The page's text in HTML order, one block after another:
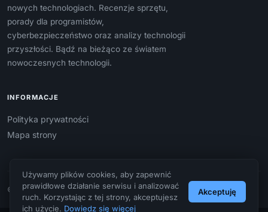
nowych technologiach. Recenzje sprzętu,
porady dla programistów,
cyberbezpieczeństwo oraz analizy technologii
przyszłości. Bądź na bieżąco ze światem
nowoczesnych technologii.
INFORMACJE
Polityka prywatności
Mapa strony
© 2026 techbyte.pl. Wszelkie prawa zastrzeżone.
Używamy plików cookies, aby zapewnić
prawidłowe działanie serwisu i analizować
ruch. Korzystając z tej strony, akceptujesz
ich użycie. Dowiedz się więcej
Akceptuję